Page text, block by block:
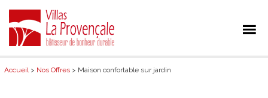
Accueil> Nos Offres > Maison confortable sur jardin